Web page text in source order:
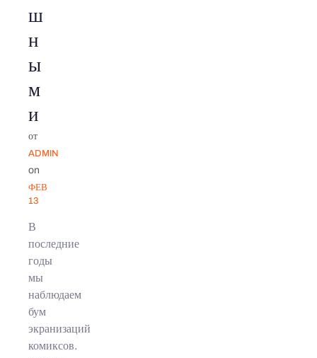
ш
н
ы
м
и
от
ADMIN
on
ФЕВ
13
В
последние
годы
мы
наблюдаем
бум
экранизаций
комиксов.